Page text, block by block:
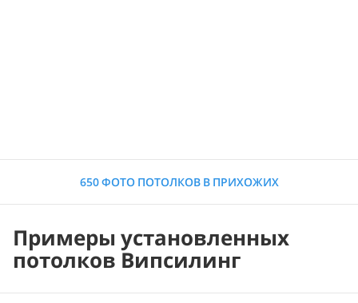
650 ФОТО ПОТОЛКОВ В ПРИХОЖИХ
Примеры установленных
потолков Випсилинг